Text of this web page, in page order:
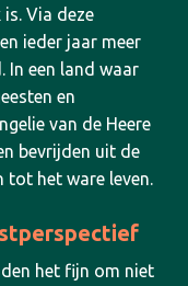
is. Via deze
ieder jaar meer
In een land waar
en
van de Heere
bevrijden uit de
tot het ware leven.
het fijn om niet